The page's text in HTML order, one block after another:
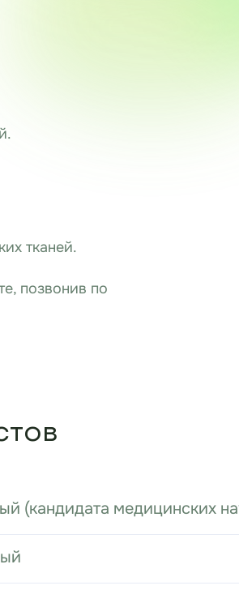
тканей.
позвонив по
(кандидата медицинских